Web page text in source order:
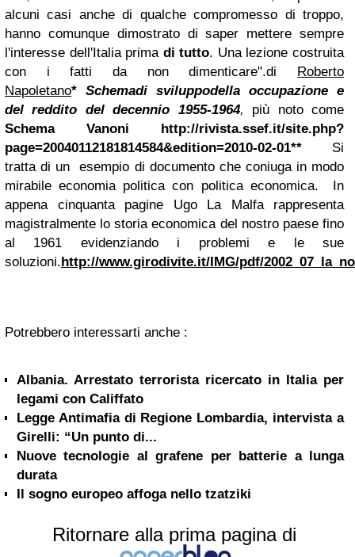
alcuni casi anche di qualche compromesso di troppo,
hanno comunque dimostrato di saper mettere sempre
l'interesse dell'Italia prima di tutto. Una lezione costruita
con i fatti da non dimenticare".di Roberto
Napoletano* Schemadi sviluppodella occupazione e
del reddito del decennio 1955-1964, più noto come
Schema Vanoni http://rivista.ssef.it/site.php?
page=20040112181814584&edition=2010-02-01**
Si
tratta di un esempio di documento che coniuga in modo
mirabile economia politica con politica economica. In
appena cinquanta pagine Ugo La Malfa rappresenta
magistralmente lo storia economica del nostro paese fino
al 1961 evidenziando i problemi e le sue
soluzioni.http://www.girodivite.it/IMG/pdf/
Potrebbero interessarti anche :
Albania. Arrestato terrorista ricercato in Italia per
legami con Califfato
Legge Antimafia di Regione Lombardia, intervista a
Girelli: “Un punto di...
Nuove tecnologie al grafene per batterie a lunga
durata
Il sogno europeo affoga nello tzatziki
Ritornare alla prima pagina di